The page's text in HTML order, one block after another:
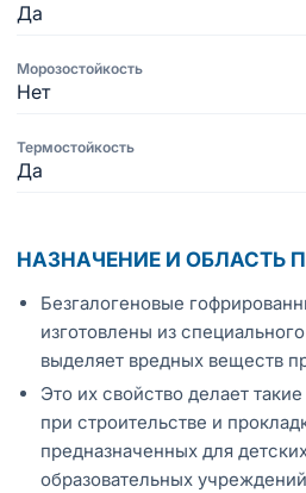
Да
Морозостойкость
Нет
Термостойкость
Да
НАЗНАЧЕНИЕ И ОБЛАСТЬ
Безгалогеновые
изготовлены из
выделяет вредных веществ
Это их свойство делает
при строительстве и
предназначенных для
образовательных